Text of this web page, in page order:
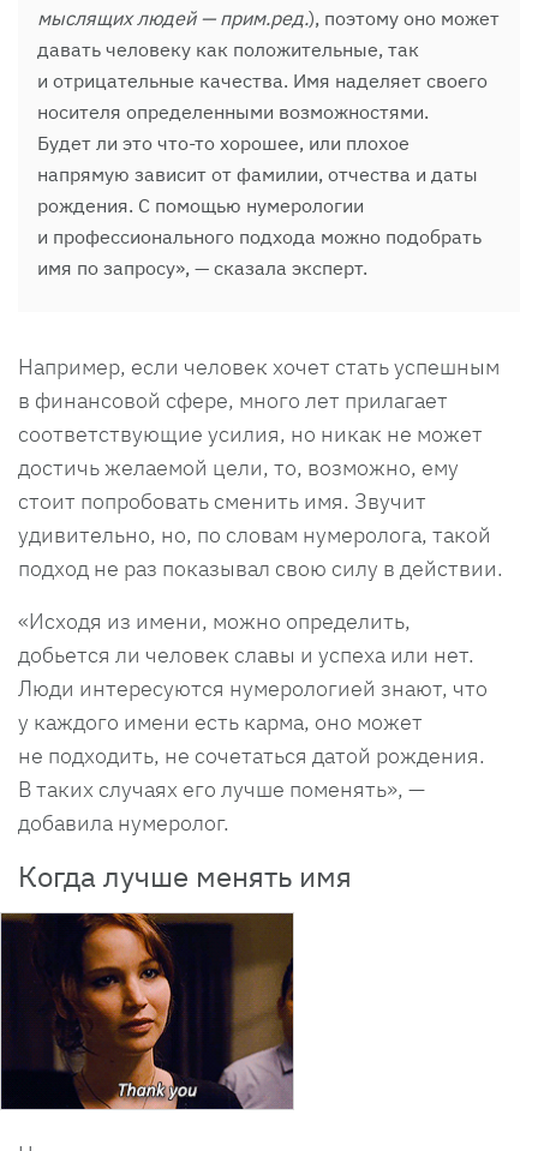
мыслящих людей — прим.ред.), поэтому оно может
давать человеку как положительные, так
и отрицательные качества. Имя наделяет своего
носителя определенными возможностями.
Будет ли это что-то хорошее, или плохое
напрямую зависит от фамилии, отчества и даты
рождения. С помощью нумерологии
и профессионального подхода можно подобрать
имя по запросу», — сказала эксперт.
Например, если человек хочет стать успешным
в финансовой сфере, много лет прилагает
соответствующие усилия, но никак не может
достичь желаемой цели, то, возможно, ему
стоит попробовать сменить имя. Звучит
удивительно, но, по словам нумеролога, такой
подход не раз показывал свою силу в действии.
«Исходя из имени, можно определить,
добьется ли человек славы и успеха или нет.
Люди интересуются нумерологией знают, что
у каждого имени есть карма, оно может
не подходить, не сочетаться датой рождения.
В таких случаях его лучше поменять», —
добавила нумеролог.
Когда лучше менять имя